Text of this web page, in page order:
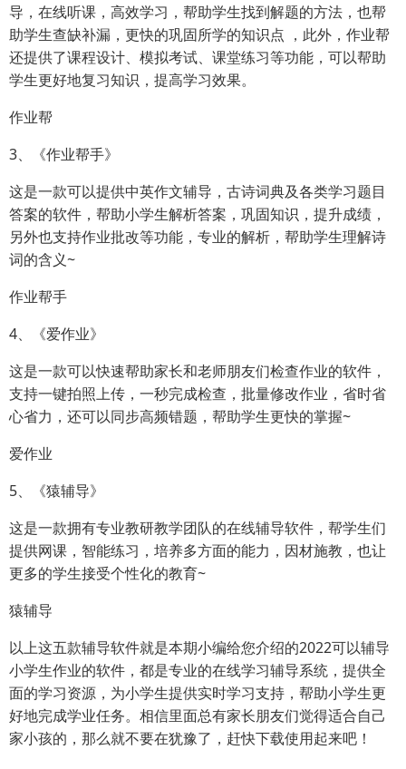
导，在线听课，高效学习，帮助学生找到解题的方法，也帮
助学生查缺补漏，更快的巩固所学的知识点 ，此外，作业帮
还提供了课程设计、模拟考试、课堂练习等功能，可以帮助
学生更好地复习知识，提高学习效果。
作业帮
3、《作业帮手》
这是一款可以提供中英作文辅导，古诗词典及各类学习题目
答案的软件，帮助小学生解析答案，巩固知识，提升成绩，
另外也支持作业批改等功能，专业的解析，帮助学生理解诗
词的含义~
作业帮手
4、《爱作业》
这是一款可以快速帮助家长和老师朋友们检查作业的软件，
支持一键拍照上传，一秒完成检查，批量修改作业，省时省
心省力，还可以同步高频错题，帮助学生更快的掌握~
爱作业
5、《猿辅导》
这是一款拥有专业教研教学团队的在线辅导软件，帮学生们
提供网课，智能练习，培养多方面的能力，因材施教，也让
更多的学生接受个性化的教育~
猿辅导
以上这五款辅导软件就是本期小编给您介绍的2022可以辅导
小学生作业的软件，都是专业的在线学习辅导系统，提供全
面的学习资源，为小学生提供实时学习支持，帮助小学生更
好地完成学业任务。相信里面总有家长朋友们觉得适合自己
家小孩的，那么就不要在犹豫了，赶快下载使用起来吧！